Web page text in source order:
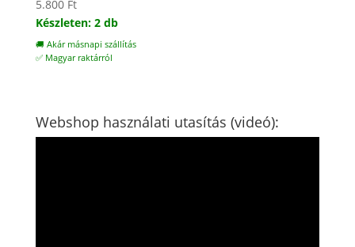
5.800 Ft
Készleten: 2 db
🚚 Akár másnapi szállítás
✅ Magyar raktárról
Webshop használati utasítás (videó):